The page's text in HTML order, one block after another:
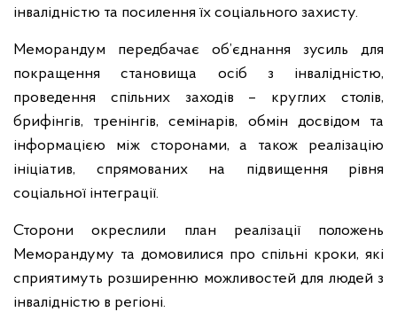
інвалідністю та посилення їх соціального захисту.
Меморандум передбачає об’єднання зусиль для
покращення становища осіб з інвалідністю,
проведення спільних заходів – круглих столів,
брифінгів, тренінгів, семінарів, обмін досвідом та
інформацією між сторонами, а також реалізацію
ініціатив, спрямованих на підвищення рівня
соціальної інтеграції.
Сторони окреслили план реалізації положень
Меморандуму та домовилися про спільні кроки, які
сприятимуть розширенню можливостей для людей з
інвалідністю в регіоні.